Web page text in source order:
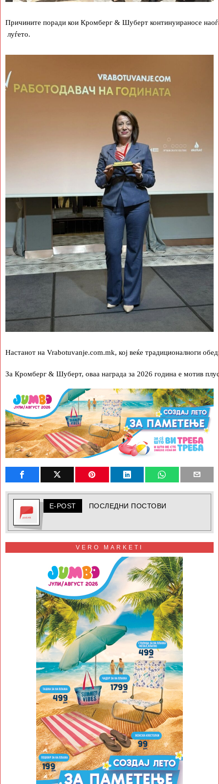
Причините поради кои Кромберг & Шуберт континуираносе наоѓа
луѓето.
Настанот на Vrabotuvanje.com.mk, кој веќе традиционалноги
За Кромберг & Шуберт, оваа награда за 2026 година е мотив
E-POST ПОСЛЕДНИ ПОСТОВИ
VERO MARKETI